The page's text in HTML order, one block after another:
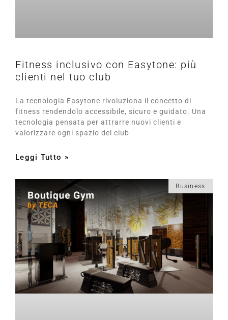
Fitness inclusivo con Easytone: più
clienti nel tuo club
La tecnologia Easytone rivoluziona il concetto di
fitness rendendolo accessibile, sicuro e guidato. Una
tecnologia pensata per attrarre nuovi clienti e
valorizzare ogni spazio del club
Leggi Tutto »
Business